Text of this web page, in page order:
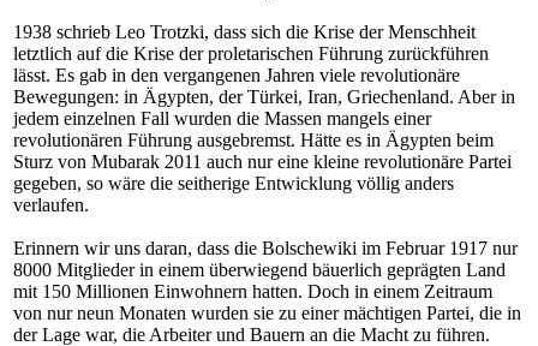
1938 schrieb Leo Trotzki, dass sich die Krise der Menschheit
letztlich auf die Krise der proletarischen Führung zurückführen
lässt. Es gab in den vergangenen Jahren viele revolutionäre
Bewegungen: in Ägypten, der Türkei, Iran, Griechenland. Aber in
jedem einzelnen Fall wurden die Massen mangels einer
revolutionären Führung ausgebremst. Hätte es in Ägypten beim
Sturz von Mubarak 2011 auch nur eine kleine revolutionäre Partei
gegeben, so wäre die seitherige Entwicklung völlig anders
verlaufen.
Erinnern wir uns daran, dass die Bolschewiki im Februar 1917 nur
8000 Mitglieder in einem überwiegend bäuerlich geprägten Land
mit 150 Millionen Einwohnern hatten. Doch in einem Zeitraum
von nur neun Monaten wurden sie zu einer mächtigen Partei, die in
der Lage war, die Arbeiter und Bauern an die Macht zu führen.